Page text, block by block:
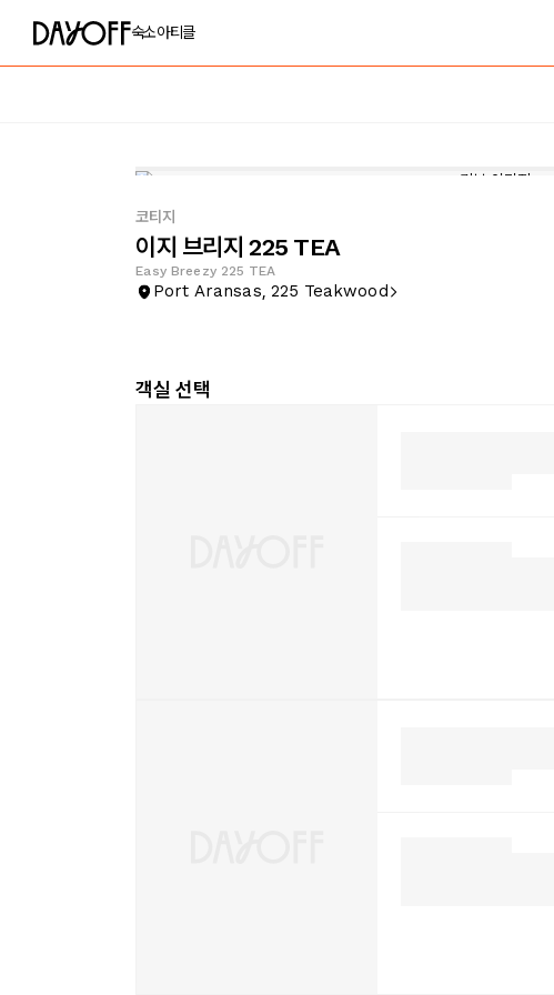
숙소아티클
코티지
이지 브리지 225 TEA
Easy Breezy 225 TEA
Port Aransas, 225 Teakwood
객실 선택